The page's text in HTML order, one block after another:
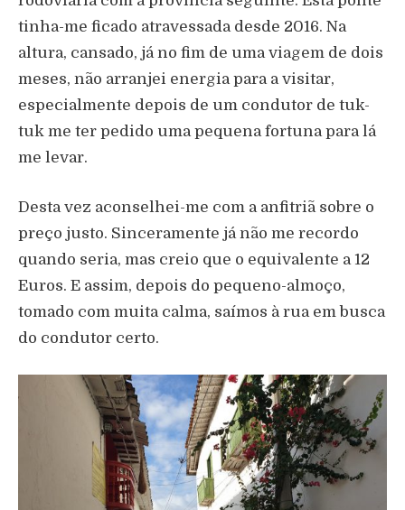
tinha-me ficado atravessada desde 2016. Na
altura, cansado, já no fim de uma viagem de dois
meses, não arranjei energia para a visitar,
especialmente depois de um condutor de tuk-
tuk me ter pedido uma pequena fortuna para lá
me levar.
Desta vez aconselhei-me com a anfitriã sobre o
preço justo. Sinceramente já não me recordo
quando seria, mas creio que o equivalente a 12
Euros. E assim, depois do pequeno-almoço,
tomado com muita calma, saímos à rua em busca
do condutor certo.